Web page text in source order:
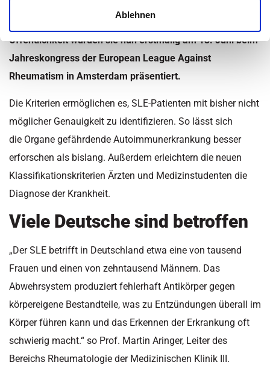
Ablehnen
Öffentlichkeit wurden sie nun erstmalig am 13. Juni beim
Jahreskongress der European League Against
Rheumatism in Amsterdam präsentiert.
Die Kriterien ermöglichen es, SLE-Patienten mit bisher nicht
möglicher Genauigkeit zu identifizieren. So lässt sich
die Organe gefährdende Autoimmunerkrankung besser
erforschen als bislang. Außerdem erleichtern die neuen
Klassifikationskriterien Ärzten und Medizinstudenten die
Diagnose der Krankheit.
Viele Deutsche sind betroffen
„Der SLE betrifft in Deutschland etwa eine von tausend
Frauen und einen von zehntausend Männern. Das
Abwehrsystem produziert fehlerhaft Antikörper gegen
körpereigene Bestandteile, was zu Entzündungen überall im
Körper führen kann und das Erkennen der Erkrankung oft
schwierig macht.“ so Prof. Martin Aringer, Leiter des
Bereichs Rheumatologie der Medizinischen Klinik III.